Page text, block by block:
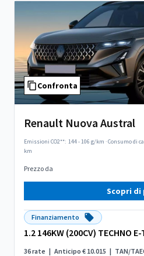
Confronta
Renault Nuova Austral
Emissioni CO2**: 144 - 106 g/km ·Consumo di
km
Prezzo da
Scopri di
Finanziamento
1.2 146KW (200CV) TECHNO E-
36 rate | Anticipo € 10.015 | TAN/